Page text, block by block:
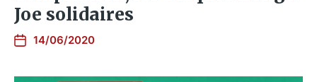
Joe solidaires
14/06/2020